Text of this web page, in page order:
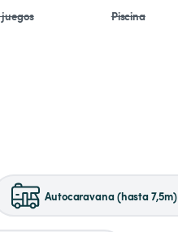
Piscina
Autocaravana (hasta 7,5m)